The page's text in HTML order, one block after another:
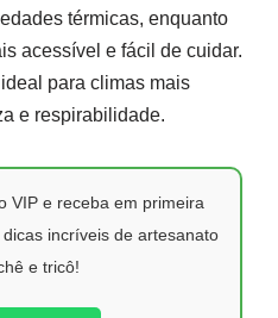
térmicas, enquanto
acessível e fácil de cuidar.
para climas mais
e respirabilidade.
VIP e receba em primeira
incríveis de artesanato
e tricô!